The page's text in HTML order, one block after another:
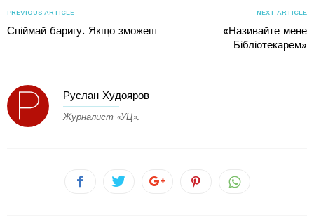
PREVIOUS ARTICLE
Спіймай баригу. Якщо зможеш
NEXT ARTICLE
«Називайте мене
Бібліотекарем»
Руслан Худояров
Журналист «УЦ».